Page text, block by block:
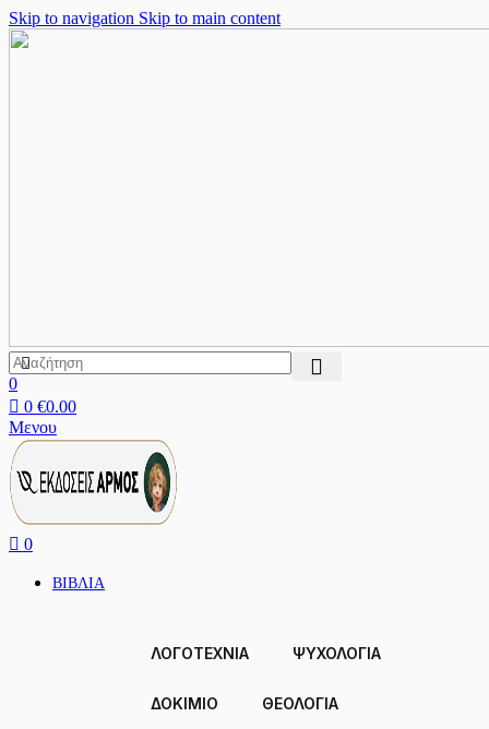
Skip to navigation Skip to main content
0
0 €0.00
Μενου
0
ΒΙΒΛΙΑ
ΛΟΓΟΤΕΧΝΙΑ ΨΥΧΟΛΟΓΙΑ
ΔΟΚΙΜΙΟ ΘΕΟΛΟΓΙΑ